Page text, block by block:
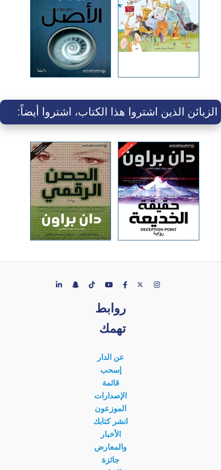
الزبائن الذين اشتروا هذا الكتاب، اشتروا أيضاً:
روابط
تهمك
عن الدار
إسحب
قائمة
الإصدارات
الموزعون
انشر كتابك
الأخبار
والمعارض
جائزة